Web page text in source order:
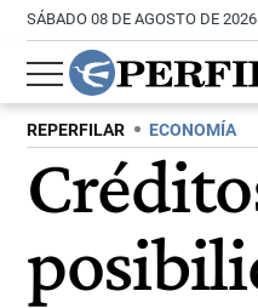
SÁBADO 08 DE AGOSTO DE 2026
REPERFILAR ECONOMÍA